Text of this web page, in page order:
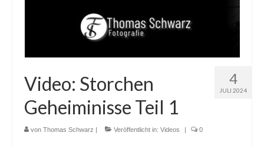
4
JULI 2024
Video: Storchen
Geheiminisse Teil 1
von Thomas Schwarz | Veröffentlicht in: Videos | 0